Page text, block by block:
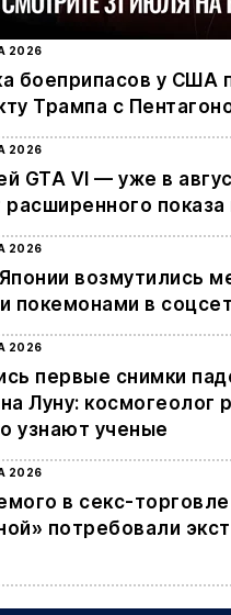
2026
боеприпасов у США
Трампа с
2026
GTA VI — уже в
расширенного
2026
возмутились
покемонами в
2026
первые снимки
Луну: космогеолог
узнают ученые
2026
в секс-торговле
потребовали